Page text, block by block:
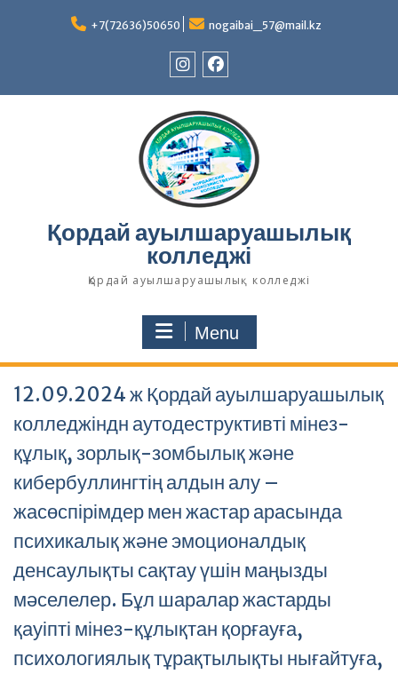
+7(72636)50650 nogaibai_57@mail.kz
Қордай ауылшаруашылық
колледжі
Қордай ауылшаруашылық колледжі
Menu
12.09.2024 ж Қордай ауылшаруашылық
колледжіндн аутодеструктивті мінез-
құлық, зорлық-зомбылық және
кибербуллингтің алдын алу –
жасөспірімдер мен жастар арасында
психикалық және эмоционалдық
денсаулықты сақтау үшін маңызды
мәселелер. Бұл шаралар жастарды
қауіпті мінез-құлықтан қорғауға,
психологиялық тұрақтылықты нығайтуға,